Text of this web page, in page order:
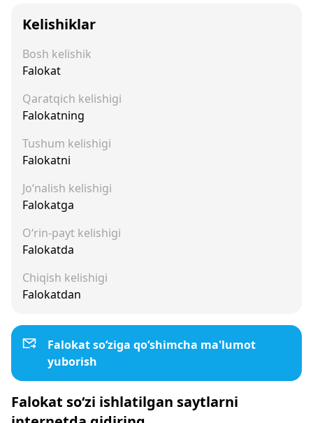
Kelishiklar
Bosh kelishik
Falokat
Qaratqich kelishigi
Falokatning
Tushum kelishigi
Falokatni
Jo‘nalish kelishigi
Falokatga
O‘rin-payt kelishigi
Falokatda
Chiqish kelishigi
Falokatdan
Falokat so‘ziga qo‘shimcha ma'lumot
yuborish
Falokat so‘zi ishlatilgan saytlarni